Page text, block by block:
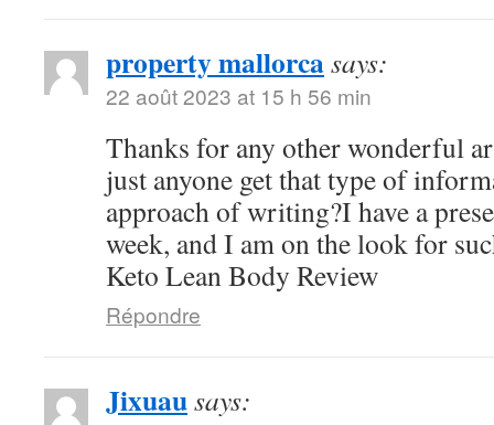
property mallorcasays:
22 août 2023 at 15 h 56 min
Thanks for any other wonderful
just anyone get that type of
approach of writing?I have a
week, and I am on the look for
Keto Lean Body Review
Répondre
Jixuausays: